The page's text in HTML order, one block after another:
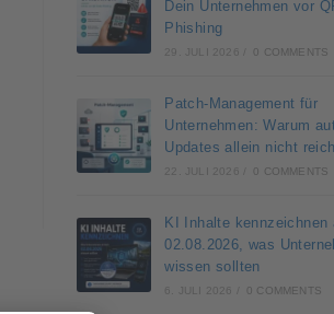
Dein Unternehmen vor
Phishing
29. JULI 2026 0 COMMENTS
Patch-Management für
Unternehmen: Warum
Updates allein nicht
22. JULI 2026 0 COMMENTS
KI Inhalte kennzeichnen
02.08.2026, was
wissen sollten
6. JULI 2026 0 COMMENTS